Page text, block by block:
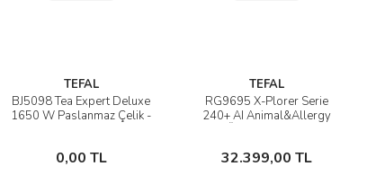
TEFAL
BJ5098 Tea Expert Deluxe
1650 W Paslanmaz Çelik -
0,00 TL
İncele
Stokta Yok
TEFAL
RG9695 X-Plorer Serie
240+ AI Animal&Allergy
32.399,00 TL
İncele
Stokta Yok